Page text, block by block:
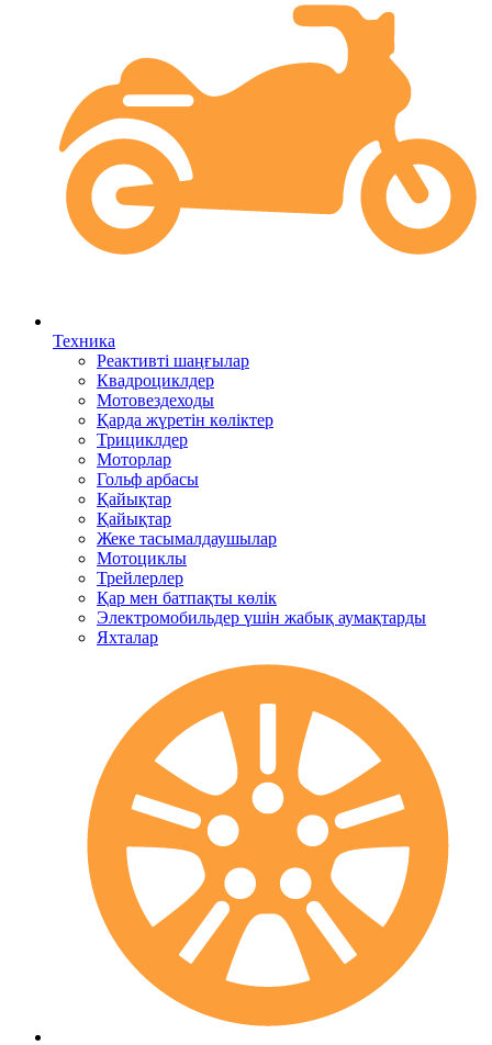
Техника
Реактивті шаңғылар
Квадроциклдер
Мотовездеходы
Қарда жүретін көліктер
Трициклдер
Моторлар
Гольф арбасы
Қайықтар
Қайықтар
Жеке тасымалдаушылар
Мотоциклы
Трейлерлер
Қар мен батпақты көлік
Электромобильдер үшін жабық аумақтарды
Яхталар